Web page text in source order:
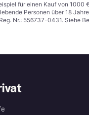
für einen Kauf von
Personen über 18
Nr.: 556737-0431. Siehe